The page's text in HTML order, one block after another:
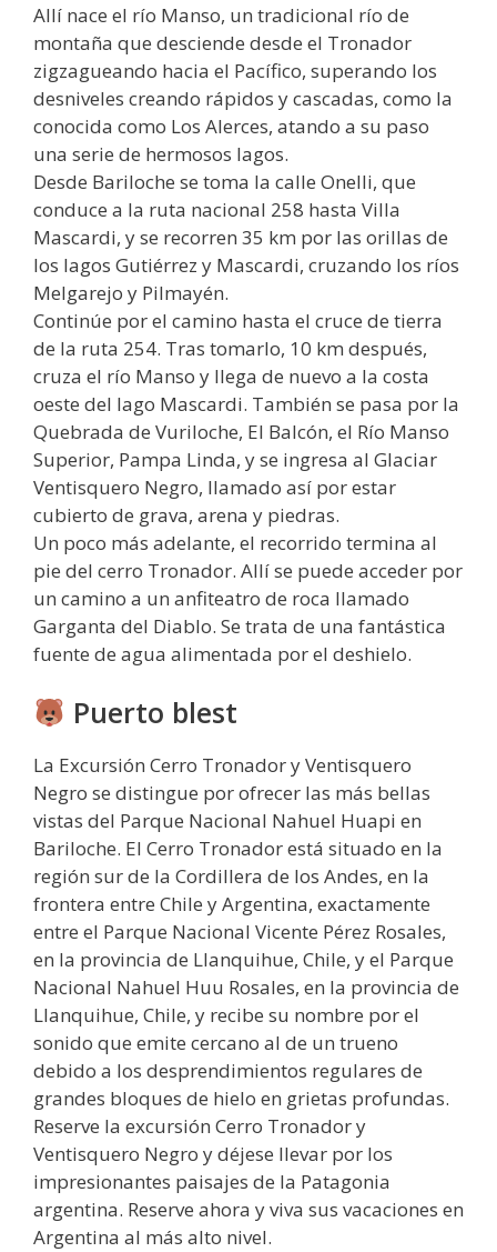
Allí nace el río Manso, un tradicional río de
montaña que desciende desde el Tronador
zigzagueando hacia el Pacífico, superando los
desniveles creando rápidos y cascadas, como la
conocida como Los Alerces, atando a su paso
una serie de hermosos lagos.
Desde Bariloche se toma la calle Onelli, que
conduce a la ruta nacional 258 hasta Villa
Mascardi, y se recorren 35 km por las orillas de
los lagos Gutiérrez y Mascardi, cruzando los ríos
Melgarejo y Pilmayén.
Continúe por el camino hasta el cruce de tierra
de la ruta 254. Tras tomarlo, 10 km después,
cruza el río Manso y llega de nuevo a la costa
oeste del lago Mascardi. También se pasa por la
Quebrada de Vuriloche, El Balcón, el Río Manso
Superior, Pampa Linda, y se ingresa al Glaciar
Ventisquero Negro, llamado así por estar
cubierto de grava, arena y piedras.
Un poco más adelante, el recorrido termina al
pie del cerro Tronador. Allí se puede acceder por
un camino a un anfiteatro de roca llamado
Garganta del Diablo. Se trata de una fantástica
fuente de agua alimentada por el deshielo.
Puerto blest
La Excursión Cerro Tronador y Ventisquero
Negro se distingue por ofrecer las más bellas
vistas del Parque Nacional Nahuel Huapi en
Bariloche. El Cerro Tronador está situado en la
región sur de la Cordillera de los Andes, en la
frontera entre Chile y Argentina, exactamente
entre el Parque Nacional Vicente Pérez Rosales,
en la provincia de Llanquihue, Chile, y el Parque
Nacional Nahuel Huu Rosales, en la provincia de
Llanquihue, Chile, y recibe su nombre por el
sonido que emite cercano al de un trueno
debido a los desprendimientos regulares de
grandes bloques de hielo en grietas profundas.
Reserve la excursión Cerro Tronador y
Ventisquero Negro y déjese llevar por los
impresionantes paisajes de la Patagonia
argentina. Reserve ahora y viva sus vacaciones en
Argentina al más alto nivel.